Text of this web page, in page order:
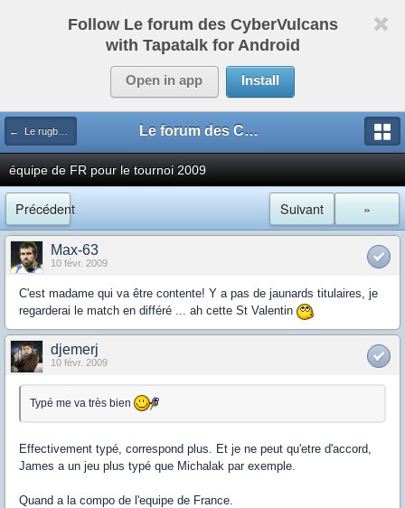
Follow Le forum des CyberVulcans
with Tapatalk for Android
Open in app Install
← Le rugby international Le forum des CyberVulcans
équipe de FR pour le tournoi 2009
Précédent »
Suivant
Max-63
10 févr. 2009
C'est madame qui va être contente! Y a pas de jaunards titulaires, je
regarderai le match en différé ... ah cette St Valentin
djemerj
10 févr. 2009
Typé me va très bien
Effectivement typé, correspond plus. Et je ne peut qu'etre d'accord,
James a un jeu plus typé que Michalak par exemple.
Quand a la compo de l'equipe de France.